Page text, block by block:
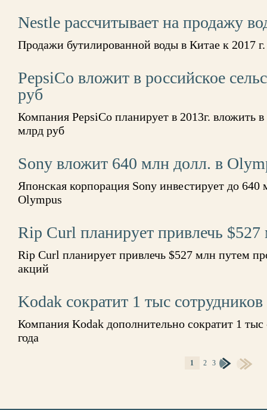
Nestle рассчитывает на продажу
Продажи бутилированной воды в Китае к 2017
PepsiCo вложит в российское
руб
Компания PepsiCo планирует в 2013г. вложить
млрд руб
Sony вложит 640 млн долл. в
Японская корпорация Sony инвестирует до
Olympus
Rip Curl планирует привлечь $527
Rip Curl планирует привлечь $527 млн путем
акций
Kodak сократит 1 тыс сотрудников
Компания Kodak дополнительно сократит 1 тыс
года
1 2 3